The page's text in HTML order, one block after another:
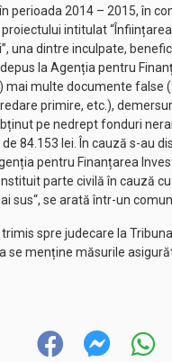
perioada 2014 – 2015, în
intitulat
una dintre inculpate,
la Agenția pentru
mai multe documente false
primire, etc.),
pe nedrept fonduri
84.153 lei. În cauză s-au
pentru Finanțarea
parte civilă în cauză
sus“, se arată într-un
spre judecare la
se menține măsurile